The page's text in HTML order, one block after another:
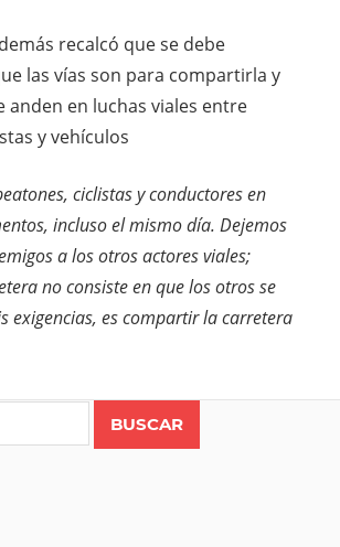
recalcó que se debe
las vías son para compartirla y
anden en luchas viales entre
y vehículos
ciclistas y conductores en
incluso el mismo día. Dejemos
a los otros actores viales;
no consiste en que los otros se
exigencias, es compartir la carretera